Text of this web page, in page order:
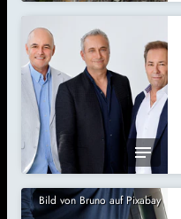
Bild von Bruno auf Pixabay